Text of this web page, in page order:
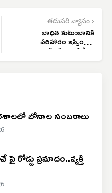
తదుపరి వ్యాసం ›
బాధిత కుటుంబానికి
పరిహారం ఇప్పించిన
ఎమ్మెల్యే వేముల వీరేశం
బోనాల సంబరాలు
రోడ్డు ప్రమాదం..‌వ్యక్తి